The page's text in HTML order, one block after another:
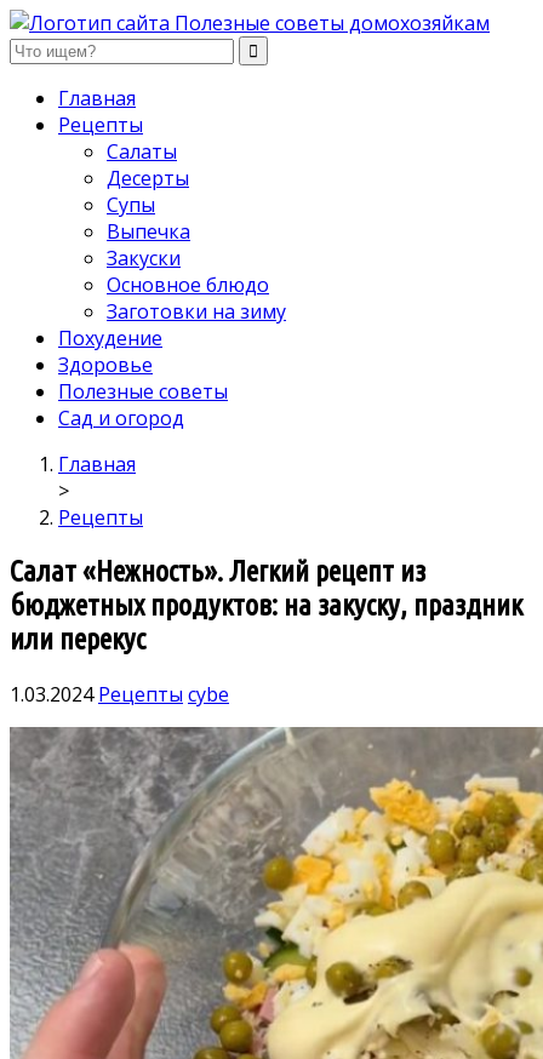
Полезные советы домохозяйкам
Главная
Рецепты
Салаты
Десерты
Супы
Выпечка
Закуски
Основное блюдо
Заготовки на зиму
Похудение
Здоровье
Полезные советы
Сад и огород
Главная
>
Рецепты
Салат «Нежность». Легкий рецепт из
бюджетных продуктов: на закуску, праздник
или перекус
1.03.2024 Рецепты cybe